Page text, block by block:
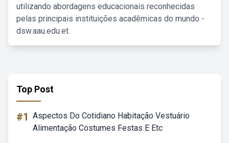
utilizando abordagens educacionais reconhecidas
pelas principais instituições acadêmicas do mundo -
dsw.aau.edu.et.
Top Post
#1 Aspectos Do Cotidiano Habitação Vestuário
Alimentação Costumes Festas E Etc